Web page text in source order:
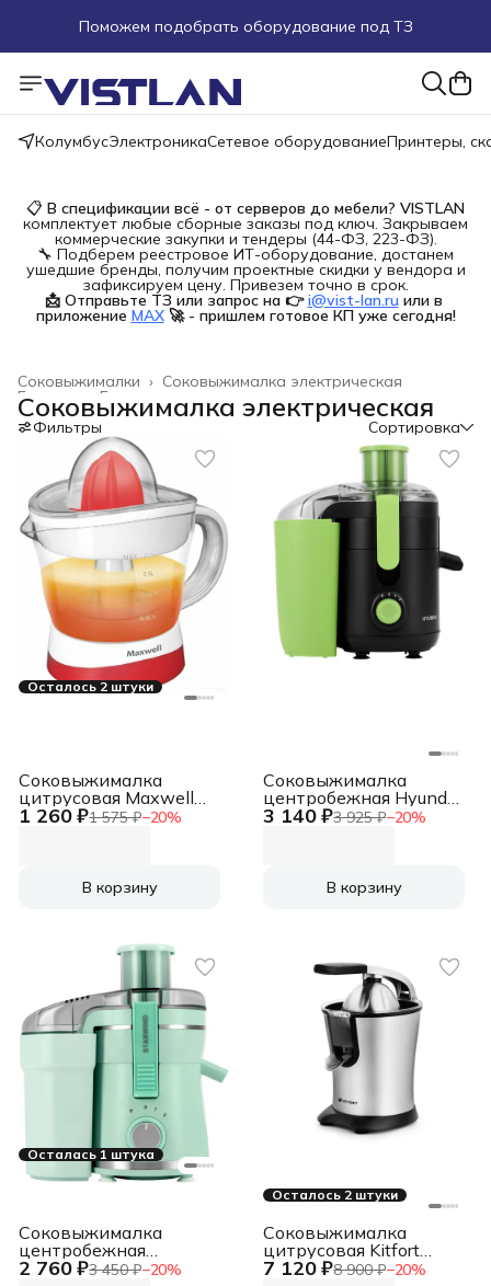
Поможем подобрать оборудование под ТЗ
Пуско-наладочные работы
Пришлите запрос на e-mail или в чат
КолумбусЭлектроникаСетевое оборудованиеПринтеры,
📋 В спецификации всё - от серверов до мебели? VISTLAN
комплектует любые сборные заказы под ключ. Закрываем
коммерческие закупки и тендеры (44-ФЗ, 223-ФЗ).
🔧 Подберем реестровое ИТ-оборудование, достанем
ушедшие бренды, получим проектные скидки у вендора и
зафиксируем цену. Привезем точно в срок.
📩 Отправьте ТЗ или запрос на 👉 i@vist-lan.ru или в
приложение MAX 🚀 - пришлем готовое КП уже сегодня!
Соковыжималка электрическая
Соковыжималки ›
Бытовая техника
Главная
Соковыжималка электрическая
Фильтры Сортировка
Осталось 2 штуки
1 260 ₽1 575 ₽−20%
Соковыжималка
цитрусовая Maxwell
MW-1109 25Вт
В корзину
3 140 ₽3 925 ₽−20%
Соковыжималка
центробежная Hyundai
HY-JE1625 500Вт
В корзину
Осталась 1 штука
2 760 ₽3 450 ₽−20%
Соковыжималка
центробежная
Starwind SJ2326 750Вт
Осталось 2 штуки
7 120 ₽8 900 ₽−20%
Соковыжималка
цитрусовая Kitfort
КТ-1108 160Вт